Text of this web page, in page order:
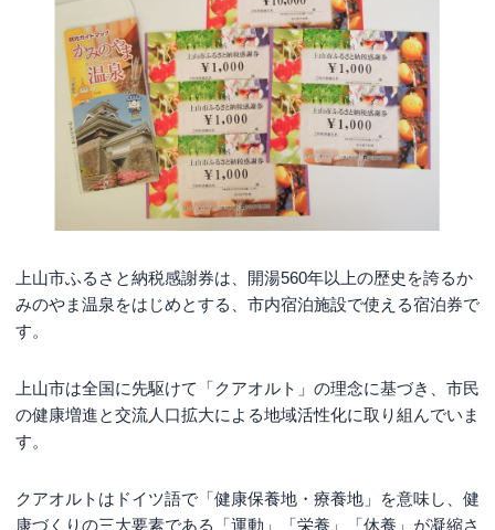
上山市ふるさと納税感謝券は、開湯560年以上の歴史を誇るか
みのやま温泉をはじめとする、市内宿泊施設で使える宿泊券で
す。
上山市は全国に先駆けて「クアオルト」の理念に基づき、市民
の健康増進と交流人口拡大による地域活性化に取り組んでいま
す。
クアオルトはドイツ語で「健康保養地・療養地」を意味し、健
康づくりの三大要素である「運動」「栄養」「休養」が凝縮さ